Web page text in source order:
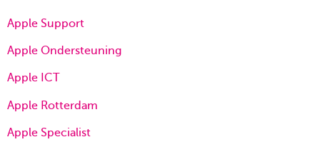
Apple Support
Apple Ondersteuning
Apple ICT
Apple Rotterdam
Apple Specialist